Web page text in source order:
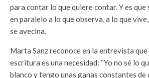
para contar lo que quiere contar. Y es
en paralelo a lo que observa, a lo que
se avecina.
Marta Sanz reconoce en la entrevista que
escritura es una necesidad: “Yo no sé lo
blanco y tengo unas ganas constantes de